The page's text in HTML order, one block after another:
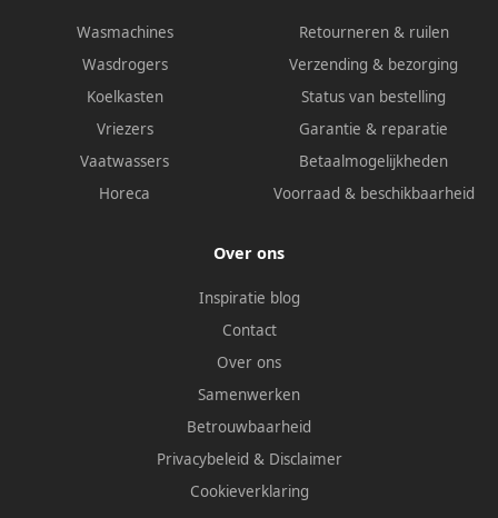
Wasmachines
Wasdrogers
Koelkasten
Vriezers
Vaatwassers
Horeca
Retourneren & ruilen
Verzending & bezorging
Status van bestelling
Garantie & reparatie
Betaalmogelijkheden
Voorraad & beschikbaarheid
Over ons
Inspiratie blog
Contact
Over ons
Samenwerken
Betrouwbaarheid
Privacybeleid & Disclaimer
Cookieverklaring